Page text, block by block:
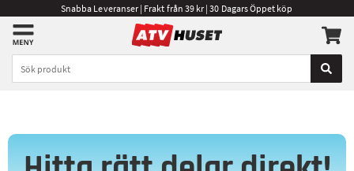
Snabba Leveranser | Frakt från 39 kr | 30 Dagars Öppet köp